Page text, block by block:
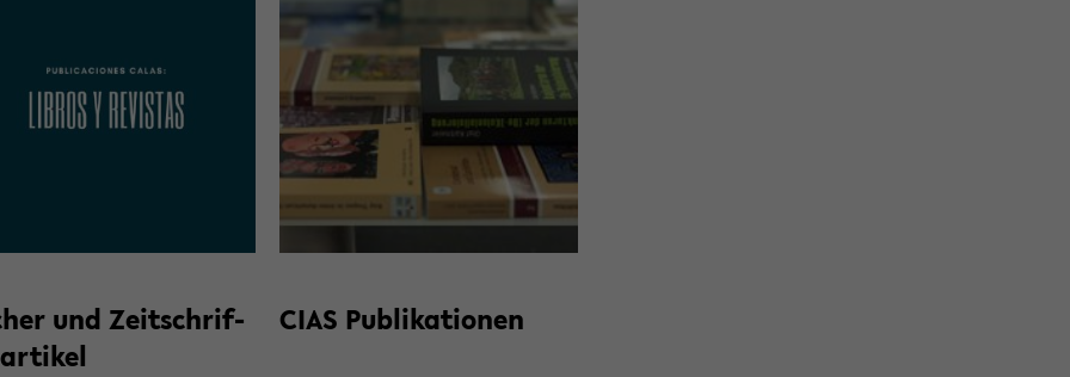
und Zeit­schrif­
CIAS Pu­bli­ka­tio­nen